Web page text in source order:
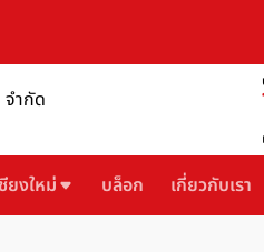
จำกัด
ยงใหม่ บล็อก เกี่ยวกับเรา